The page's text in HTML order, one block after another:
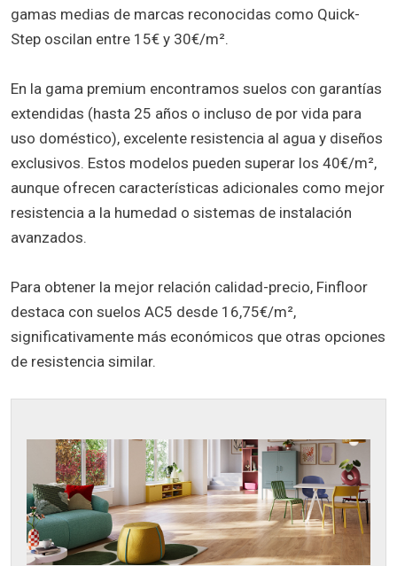
gamas medias de marcas reconocidas como Quick-
Step oscilan entre 15€ y 30€/m².
En la gama premium encontramos suelos con garantías
extendidas (hasta 25 años o incluso de por vida para
uso doméstico), excelente resistencia al agua y diseños
exclusivos. Estos modelos pueden superar los 40€/m²,
aunque ofrecen características adicionales como mejor
resistencia a la humedad o sistemas de instalación
avanzados.
Para obtener la mejor relación calidad-precio, Finfloor
destaca con suelos AC5 desde 16,75€/m²,
significativamente más económicos que otras opciones
de resistencia similar.